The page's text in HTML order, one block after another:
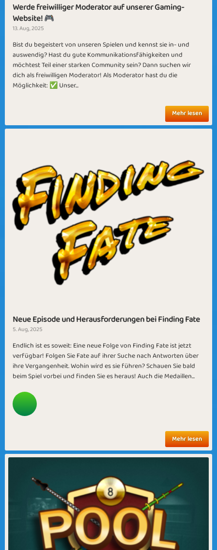
Werde freiwilliger Moderator auf unserer Gaming-
Website! 🎮
13. Aug, 2025
Bist du begeistert von unseren Spielen und kennst sie in- und
auswendig? Hast du gute Kommunikationsfähigkeiten und
möchtest Teil einer starken Community sein? Dann suchen wir
dich als freiwilligen Moderator! Als Moderator hast du die
Möglichkeit: ✅ Unser...
Mehr lesen
Neue Episode und Herausforderungen bei Finding Fate
5. Aug, 2025
Endlich ist es soweit: Eine neue Folge von Finding Fate ist jetzt
verfügbar! Folgen Sie Fate auf ihrer Suche nach Antworten über
ihre Vergangenheit. Wohin wird es sie führen? Schauen Sie bald
beim Spiel vorbei und finden Sie es heraus! Auch die Medaillen...
Mehr lesen